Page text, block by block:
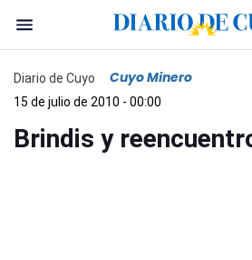
Diario de Cuyo Cuyo Minero
15 de julio de 2010 - 00:00
Brindis y